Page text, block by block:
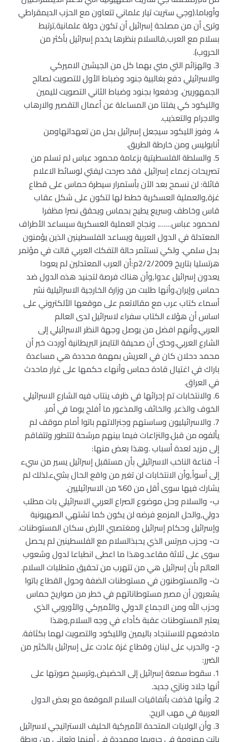
وأوباما.(وجي ستريت تيار علماني تتعاون مع الحزب الديمقراطي
وترى أن من مصلحة إسرائيل أن تكون دولة علمانية,ترتبط
بسلام مع العرب,فالسلام بنظرها يخدم إسرائيل بأكثر من
الحروب).
3. والهزائم التي مني بهما كل من الجيشين الاميركي
والاسرائيلي دفع بغالبية جنود وضباط الأول للتصويت لصالح
الجمهوريين. ودفعوا بجنود وضباط الثاني التصويت لليمين
والليكود كي يفلتا من المساءلة عن أعمال التقصير والارهاب
والاجرام والتعذيب.
4. وفوز الليكود سيجعل إسرائيل بحل من تعهداتهاومن
أنابوليس ومن خارطة الطريق.
5. والسلطة الفلسطيتية بزعامة محمود عباس لم تسلم من
تصريحات زعماء إسرائيل. فقد صرحت ليفتي لوسائط الاعلام
قائلة: لن نسمح بعد الآن بأستمرار سيطرة حماس على قطاع
غزة,والعملية العسكرية خطط لها لتكون على شكل عقاب
قاس وخاطف وسريع يطيح بحماس ويحقق نصرا مظفرا
لمحمود عباس……. ونجاح العملية العسكرية سيساعد الأطراف
المعتدلة في الدول العربية ويساعد الفلسطينين الذين يؤمنون
بحل سلمي. ولكي تستثمر حالة التفكك العربي قالت في مؤتمر
هرتسليا بتاريخ 2/2/2009م:أن العرب المعتدلين لم يعودا
يعدون إسرائيل عدوا,وأن هناك فرصة لتجنيد هذه الدول ضد
حماس وإيران.وأنها طلبت من وزارة الخارجية الاسرائيلية نشر
أسماء كتاب عرب مع مقالاتعم على موقعها الألكتروني على
اساس أن هؤلاء الكتاب سفراء لاسرائيل لدى العالم
العربي.وأنهم افضل من يوصل وجهة النظر الاسرائيلي إلى
الشارع العربي.وحتى أن صحيفة التايمز البريطانية أوردت خبر أن
محمد دحلان كان في العريش بمهمة محددة هي مساعدة
باراك في اغتيال قادة حماس وأنهاء حكمها على غرار ماحدث
في العراق.
6. والانتخابات تم إجرائها في ظرف ينتاب فيه الشارع الاسرائيلي
الخوف والذعر. والخائف والمذعور ما أفلح يوما في أمر.
7. والاسرائيليون وساستهم وجنرالاتهم باتوا أمام موقف لم
يألفوه من قبل.والنزاعات فيما بينهم مرشحة لتتطور وتتفاقم
إلى مزيد لعدة أسباب .وهذا بعض منها:
أ‌- قناعة الناخب الاسرائيلي بأن مستقبل إسرائيل يسير من سيء
إلى أسوأ,وأن الانتخابات لن تغير من واقع الحال بشيء.لذلك لم
يشارك فيها سوى أقل من 60% من الاسرائيليين.
ب‌- والسلام وحل موضوع الصراع العربي الاسرائيلي بات مطلب
دولي,والحل المزمع فرضه لن يكون كما تشتهي الصهيونية
وإسرائيل وحكام إسرائيل ومغتصبي الأرض سكان المستوطنات.
ت‌- وحزب ميرتس الذي يحبذالسلام مع الفلسطينين لم يحصل
سوى على ثلاثة مقاعد.وهذا ما اعطى انطباعا لدول وشعوب
العالم بأن إسرائيل هي من تتهرب من تحقيق متطلبات السلام.
ث‌- والمستوطنون في مستوطنات الضفة وحول القطاع باتوا
يشعرون أن مصير مستوطاناتهم في خطر من صواريخ حماس
وحزب الله ومن الاجماع الدولي والأميركي والأوروبي الذي
يعتبر المستوطنات عقبة كأداء في وجه السلام,وهذا
مادفعهم للاستنجاد باليمين والليكود والتصويت لهما بكثافة.
ج‌- والحرب على لبنان وقطاع غزة عادت على إسرائيل بالكثير من
الضرر:
1. سقوط سمعة إسرائيل إلى الحضيض,وترسيخ صورتها على
أنها جلاد ونازي جديد.
2. وأنها قذفت بأتفاقيات السلام الموقعة مع بعض الدول
العربية في مهب الريح.
3. وأن الولايات المتحدة الأميركية الحليف الاستراتيجي لاسرائيل